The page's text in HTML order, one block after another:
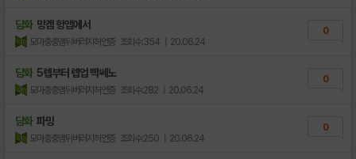
담화 망겜 헝앱에서
모마충충앰뒤버러지허언증 조회수:354 | 20.06.24
0
담화 5렙부터 렙업 빡쎄노
모마충충앰뒤버러지허언증 조회수:282 | 20.06.24
0
담화 파밍
모마충충앰뒤버러지허언증 조회수:250 | 20.06.24
0